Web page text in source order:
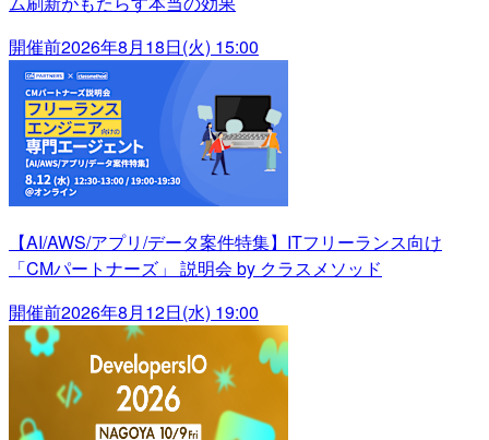
開催前2026年8月18日(火) 15:00
【AI/AWS/アプリ/データ案件特集】ITフリーランス向け
「CMパートナーズ」 説明会 by クラスメソッド
開催前2026年8月12日(水) 19:00